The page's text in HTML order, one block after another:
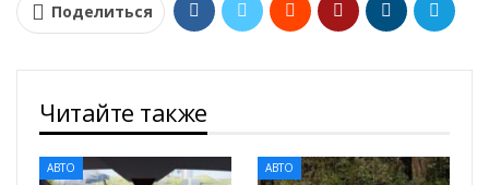
Поделиться
Читайте также
АВТО АВТО